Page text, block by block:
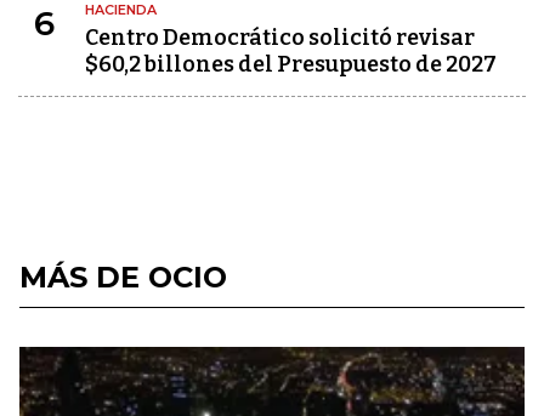
6 HACIENDA
Centro Democrático solicitó revisar
$60,2 billones del Presupuesto de 2027
MÁS DE OCIO